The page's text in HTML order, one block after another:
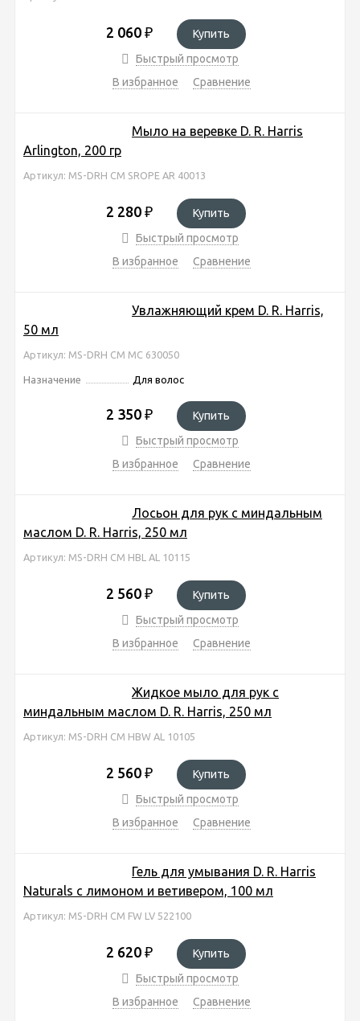
2 060 ₽
Купить
Быстрый просмотр
В избранное
Сравнение
Мыло на веревке D. R. Harris
Arlington, 200 гр
Артикул: MS-DRH CM SROPE AR 40013
2 280 ₽
Купить
Быстрый просмотр
В избранное
Сравнение
Увлажняющий крем D. R. Harris,
50 мл
Артикул: MS-DRH CM MC 630050
Назначение Для волос
2 350 ₽
Купить
Быстрый просмотр
В избранное
Сравнение
Лосьон для рук с миндальным
маслом D. R. Harris, 250 мл
Артикул: MS-DRH CM HBL AL 10115
2 560 ₽
Купить
Быстрый просмотр
В избранное
Сравнение
Жидкое мыло для рук с
миндальным маслом D. R. Harris, 250 мл
Артикул: MS-DRH CM HBW AL 10105
2 560 ₽
Купить
Быстрый просмотр
В избранное
Сравнение
Гель для умывания D. R. Harris
Naturals с лимоном и ветивером, 100 мл
Артикул: MS-DRH CM FW LV 522100
2 620 ₽
Купить
Быстрый просмотр
В избранное
Сравнение